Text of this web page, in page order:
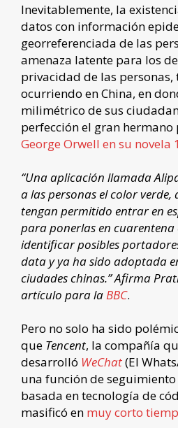
Inevitablemente, la
datos con información
georreferenciada de las
amenaza latente para los
privacidad de las personas,
ocurriendo en China, en
milimétrico de sus
perfección el gran
George Orwell en su novela
“Una aplicación llamada
a las personas el color
tengan permitido entrar en
para ponerlas en cuarentena
identificar posibles
data y ya ha sido adoptada
ciudades chinas.” Afirma
artículo para laBBC.
Pero no solo ha sido
que Tencent, la compañía
desarrolló WeChat(El
una función de
basada en tecnología de
masificó en muy corto